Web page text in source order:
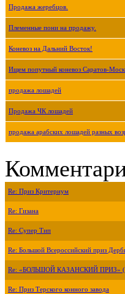
Продажа жеребцов.
Племенные пони на продажу.
Коневоз на Дальний Восток!
Ищем попутный коневоз Саратов-
продажа лошадей
Продажа ЧК лошадей
продажа арабских лошадей разных
Re: Приз Критериум
Re: Гизана
Re: Супер Тип
Re: Большой Всероссийский приз
Re: «БОЛЬШОЙ КАЗАНСКИЙ ПРИЗ»
Re: Приз Терского конного завода